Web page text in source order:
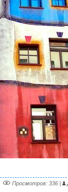
Просмотров: 336 |